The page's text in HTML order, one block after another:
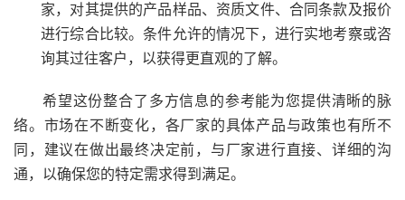
家，对其提供的产品样品、资质文件、合同条款及报价
进行综合比较。条件允许的情况下，进行实地考察或咨
询其过往客户，以获得更直观的了解。
希望这份整合了多方信息的参考能为您提供清晰的脉
络。市场在不断变化，各厂家的具体产品与政策也有所不
同，建议在做出最终决定前，与厂家进行直接、详细的沟
通，以确保您的特定需求得到满足。